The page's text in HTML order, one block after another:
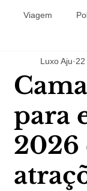
Viagem
para
2026
Luxo Aju 22